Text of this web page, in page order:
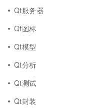
Qt服务器
Qt图标
Qt模型
Qt分析
Qt测试
Qt封装